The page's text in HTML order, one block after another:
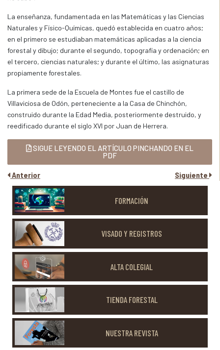
La enseñanza, fundamentada en las Matemáticas y las Ciencias
Naturales y Físico-Químicas, quedó establecida en cuatro años;
en el primero se estudiaban matemáticas aplicadas a la ciencia
forestal y dibujo; durante el segundo, topografía y ordenación; en
el tercero, ciencias naturales; y durante el último, las asignaturas
propiamente forestales.
La primera sede de la Escuela de Montes fue el castillo de
Villaviciosa de Odón, perteneciente a la Casa de Chinchón,
construido durante la Edad Media, posteriormente destruido, y
reedificado durante el siglo XVI por Juan de Herrera.
SIGUE LEYENDO EL ARTÍCULO PINCHANDO EN EL
PDF
Anterior Siguiente
FORMACIÓN
VISADO Y REGISTROS
ALTA COLEGIAL
TIENDA FORESTAL
NUESTRA REVISTA